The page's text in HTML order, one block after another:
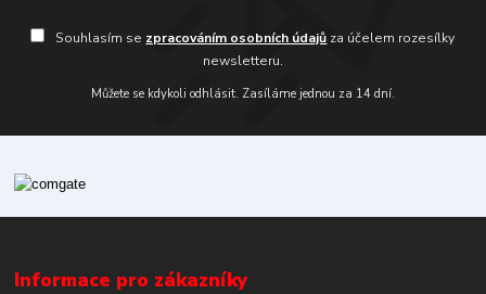
Souhlasím se zpracováním osobních údajů za účelem rozesílky
newsletteru.
Můžete se kdykoli odhlásit. Zasíláme jednou za 14 dní.
Informace pro zákazníky